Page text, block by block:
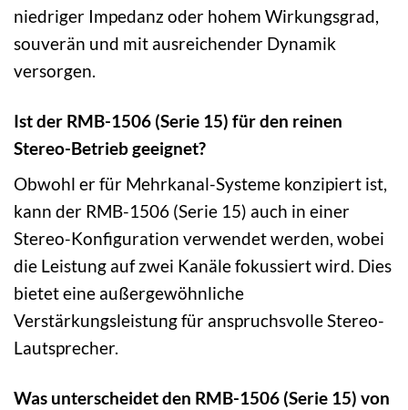
niedriger Impedanz oder hohem Wirkungsgrad,
souverän und mit ausreichender Dynamik
versorgen.
Ist der RMB-1506 (Serie 15) für den reinen
Stereo-Betrieb geeignet?
Obwohl er für Mehrkanal-Systeme konzipiert ist,
kann der RMB-1506 (Serie 15) auch in einer
Stereo-Konfiguration verwendet werden, wobei
die Leistung auf zwei Kanäle fokussiert wird. Dies
bietet eine außergewöhnliche
Verstärkungsleistung für anspruchsvolle Stereo-
Lautsprecher.
Was unterscheidet den RMB-1506 (Serie 15) von